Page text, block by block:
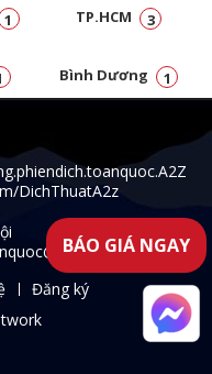
1 TP.HCM 3
Bình Dương 1
DichThuatA2z
Đăng ký
BÁO GIÁ NGAY